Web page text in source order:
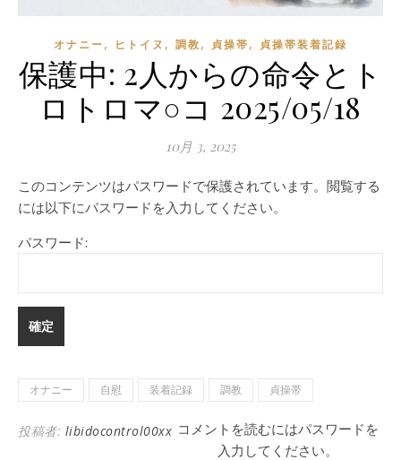
オナニー, ヒトイヌ , 調教, 貞操帯, 貞操帯装着記録
保護中: 2人からの命令とト
ロトロマ○コ 2025/05/18
10月 3, 2025
このコンテンツはパスワードで保護されています。閲覧する
には以下にパスワードを入力してください。
パスワード:
オナニー 自慰 装着記録 調教 貞操帯
投稿者: libidocontrol00xx コメントを読むにはパスワードを
入力してください。